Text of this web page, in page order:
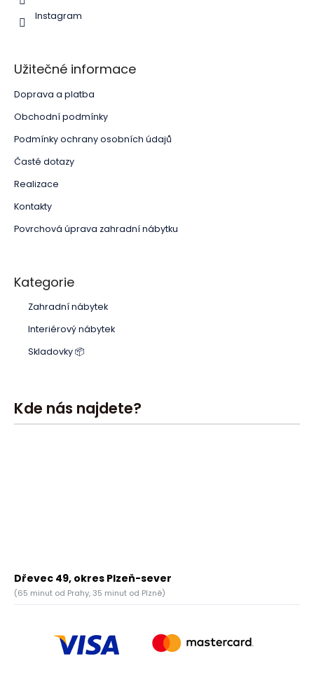
Instagram
Užitečné informace
Doprava a platba
Obchodní podmínky
Podmínky ochrany osobních údajů
Časté dotazy
Realizace
Kontakty
Povrchová úprava zahradní nábytku
Kategorie
Zahradní nábytek
Interiérový nábytek
Skladovky 📦
Kde nás najdete?
Dřevec 49, okres Plzeň-sever
(65 minut od Prahy, 35 minut od Plzně)